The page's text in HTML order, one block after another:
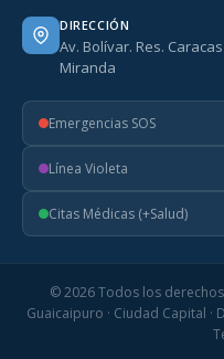
DIRECCIÓN
Av. Bolívar. Res.
Miranda
Emergencias SOS
Línea Violeta
Citas Médicas (+Salud)
© 2026 Todos los
Guaicaipuro · Ciudad Capital